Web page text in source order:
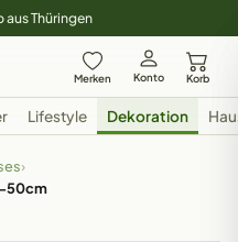
Thüringen
Merken Konto Korb
Lifestyle Dekoration
›
50cm